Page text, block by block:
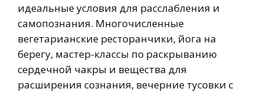
идеальные условия для расслабления и
самопознания. Многочисленные
вегетарианские ресторанчики, йога на
берегу, мастер-классы по раскрыванию
сердечной чакры и вещества для
расширения сознания, вечерние тусовки с